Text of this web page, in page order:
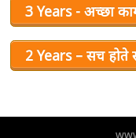
3 Years - अच्छा
2 Years – सच होते